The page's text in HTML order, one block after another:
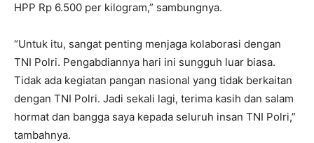
HPP Rp 6.500 per kilogram,” sambungnya.
“Untuk itu, sangat penting menjaga kolaborasi dengan
TNI Polri. Pengabdiannya hari ini sungguh luar biasa.
Tidak ada kegiatan pangan nasional yang tidak berkaitan
dengan TNI Polri. Jadi sekali lagi, terima kasih dan salam
hormat dan bangga saya kepada seluruh insan TNI Polri,”
tambahnya.